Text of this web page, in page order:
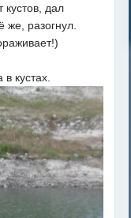
дал
же, разогнул.
кустах.